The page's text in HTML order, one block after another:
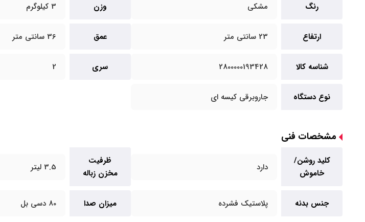
رنگ مشکی وزن 3 کیلوگرم
ارتفاع 23 سانتی متر عمق 36 سانتی متر
شناسه کالا 2800000193428 سری 2
نوع دستگاه جاروبرقی کیسه ای
مشخصات فنی
کلید روشن/
خاموش
دارد
ظرفیت
مخزن زباله
3.5 لیتر
جنس بدنه پلاستیک فشرده میزان صدا 80 دسی بل